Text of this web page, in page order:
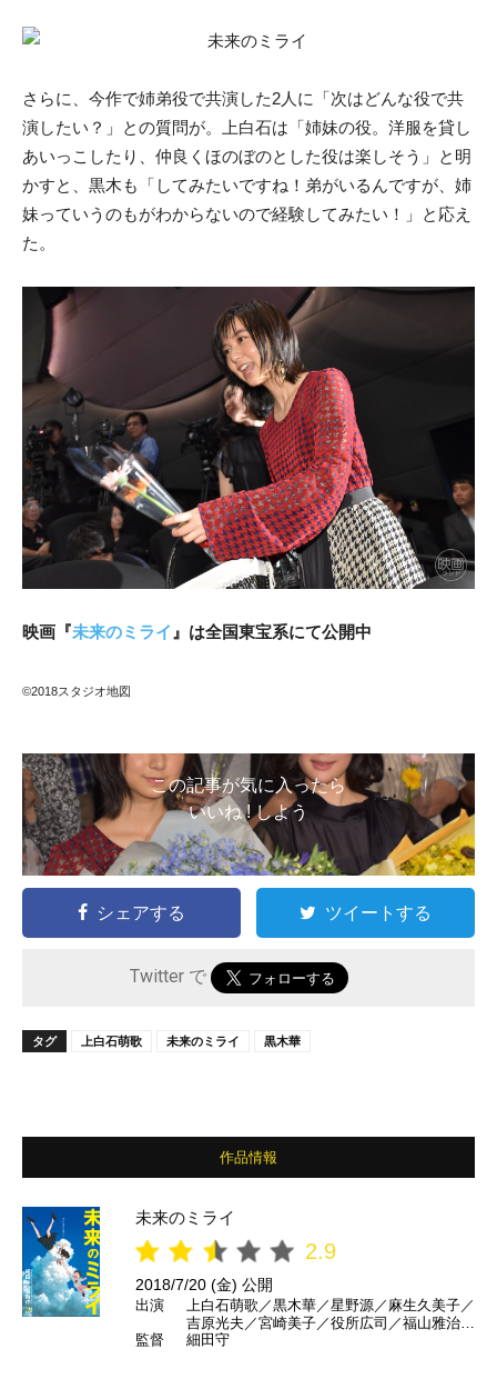
さらに、今作で姉弟役で共演した2人に「次はどんな役で共
演したい？」との質問が。上白石は「姉妹の役。洋服を貸し
あいっこしたり、仲良くほのぼのとした役は楽しそう」と明
かすと、黒木も「してみたいですね！弟がいるんですが、姉
妹っていうのもがわからないので経験してみたい！」と応え
た。
映画『未来のミライ 』は全国東宝系にて公開中
©2018スタジオ地図
この記事が気に入ったら
いいね ! しよう
シェアする ツイートする
Twitter で
タグ 上白石萌歌 未来のミライ 黒木華
作品情報
未来のミライ
2.9
2018/7/20 (金) 公開
出演
上白石萌歌／黒木華／星野源／麻生久美子／
吉原光夫／宮崎美子／役所広司／福山雅治
ほか
監督 細田守